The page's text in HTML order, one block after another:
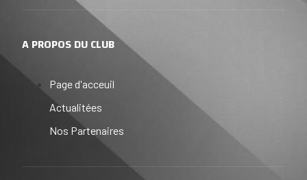
A PROPOS DU CLUB
Page d'acceuil
Actualitées
Nos Partenaires